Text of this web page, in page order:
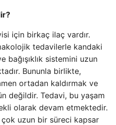
için birkaç ilaç vardır.
tedavilerle kandaki
bağışıklık sistemini uzun
Bununla birlikte,
ortadan kaldırmak ve
değildir. Tedavi, bu yaşam
olarak devam etmektedir.
uzun bir süreci kapsar